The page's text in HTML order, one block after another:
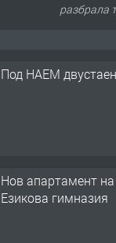
разбрала
Под НАЕМ
Нов апартамент
Езикова гимназия